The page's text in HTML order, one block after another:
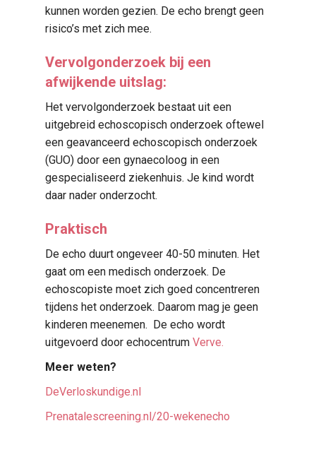
kunnen worden gezien. De echo brengt geen
risico’s met zich mee.
Vervolgonderzoek bij een
afwijkende uitslag:
Het vervolgonderzoek bestaat uit een
uitgebreid echoscopisch onderzoek oftewel
een geavanceerd echoscopisch onderzoek
(GUO) door een gynaecoloog in een
gespecialiseerd ziekenhuis. Je kind wordt
daar nader onderzocht.
Praktisch
De echo duurt ongeveer 40-50 minuten. Het
gaat om een medisch onderzoek. De
echoscopiste moet zich goed concentreren
tijdens het onderzoek. Daarom mag je geen
kinderen meenemen. De echo wordt
uitgevoerd door echocentrum Verve.
Meer weten?
DeVerloskundige.nl
Prenatalescreening.nl/20-wekenecho